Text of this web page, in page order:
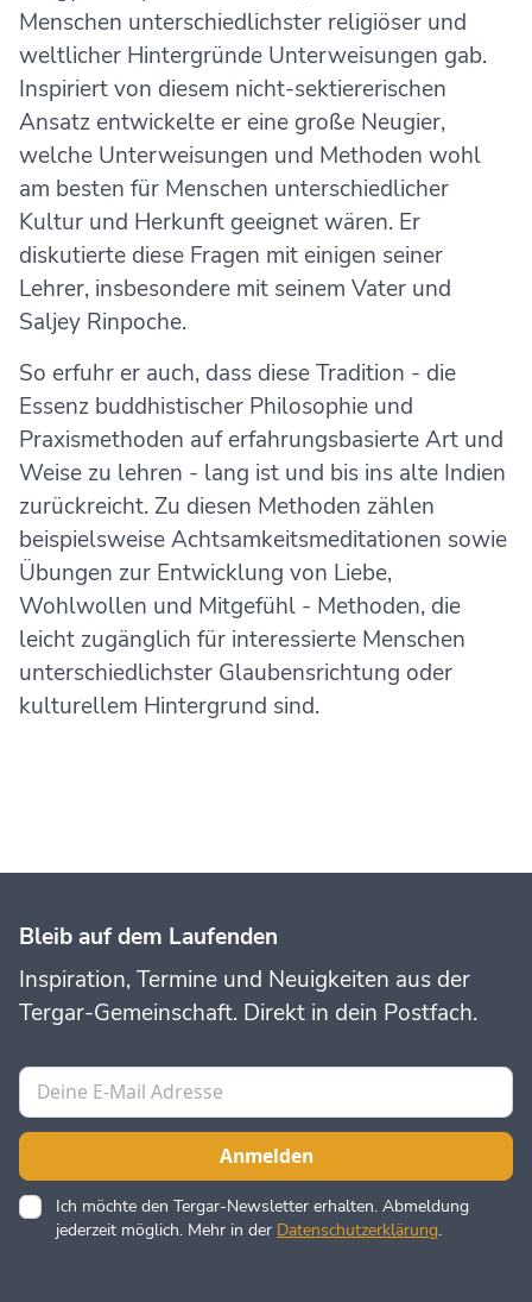
Menschen unterschiedlichster religiöser und
weltlicher Hintergründe Unterweisungen gab.
Inspiriert von diesem nicht-sektiererischen
Ansatz entwickelte er eine große Neugier,
welche Unterweisungen und Methoden wohl
am besten für Menschen unterschiedlicher
Kultur und Herkunft geeignet wären. Er
diskutierte diese Fragen mit einigen seiner
Lehrer, insbesondere mit seinem Vater und
Saljey Rinpoche.
So erfuhr er auch, dass diese Tradition - die
Essenz buddhistischer Philosophie und
Praxismethoden auf erfahrungsbasierte Art und
Weise zu lehren - lang ist und bis ins alte Indien
zurückreicht. Zu diesen Methoden zählen
beispielsweise Achtsamkeitsmeditationen sowie
Übungen zur Entwicklung von Liebe,
Wohlwollen und Mitgefühl - Methoden, die
leicht zugänglich für interessierte Menschen
unterschiedlichster Glaubensrichtung oder
kulturellem Hintergrund sind.
Bleib auf dem Laufenden
Inspiration, Termine und Neuigkeiten aus der
Tergar-Gemeinschaft. Direkt in dein Postfach.
Ich möchte den Tergar-Newsletter erhalten. Abmeldung
jederzeit möglich. Mehr in der Datenschutzerklärung.